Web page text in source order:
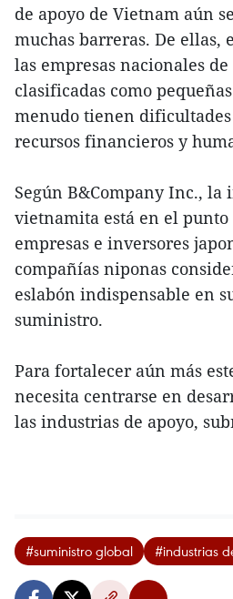
de apoyo de Vietnam aún
muchas barreras. De ellas,
las empresas nacionales de
clasificadas como
menudo tienen
recursos financieros y
Según B&Company Inc., la
vietnamita está en el
empresas e inversores
compañías niponas
eslabón indispensable en
suministro.
Para fortalecer aún más
necesita centrarse en
las industrias de apoyo,
#suministro global #industrias